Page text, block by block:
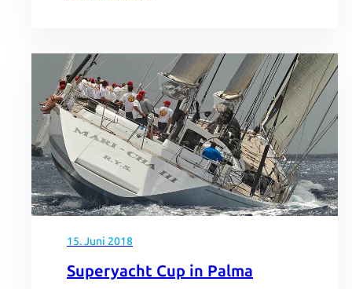
15. Juni 2018
Superyacht Cup in Palma